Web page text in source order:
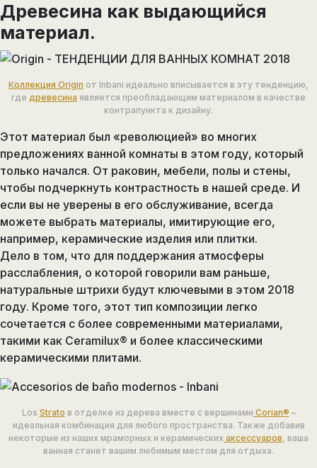
Древесина как выдающийся
материал.
Коллекция Origin от Inbani идеально вписывается в эту тенденцию,
где древесина является преобладающим материалом в качестве
контрапункта к дизайну.
Этот материал был «революцией» во многих
предложениях ванной комнаты в этом году, который
только начался. От раковин, мебели, полы и стены,
чтобы подчеркнуть контрастность в нашей среде. И
если вы не уверены в его обслуживание, всегда
можете выбрать материалы, имитирующие его,
например, керамические изделия или плитки.
Дело в том, что для поддержания атмосферы
расслабления, о которой говорили вам раньше,
натуральные штрихи будут ключевыми в этом 2018
году. Кроме того, этот тип композиции легко
сочетается с более современными материалами,
такими как Ceramilux® и более классическими
керамическими плитами.
Los Strato в отделке из дерева вместе с вершинами Corian® –
идеальная комбинация для любого пространства. Также добавив
некоторые из наших мраморных и керамических аксессуаров, ваша
ванная станет вашим любимым местом для отдыха.